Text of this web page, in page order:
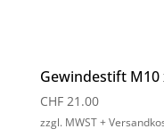
Gewindestift M10
CHF21.00
zzgl. MWST +